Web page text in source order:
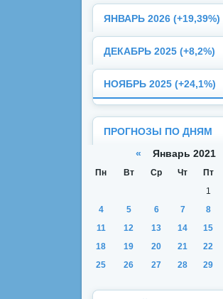
ЯНВАРЬ 2026 (+19,39%)
ДЕКАБРЬ 2025 (+8,2%)
НОЯБРЬ 2025 (+24,1%)
ПРОГНОЗЫ ПО ДНЯМ
« Январь 2021
Пн Вт Ср Чт Пт
1
4
5 6 7 8
11
12 13 14 15
18
19 20 21 22
25
26 27 28 29